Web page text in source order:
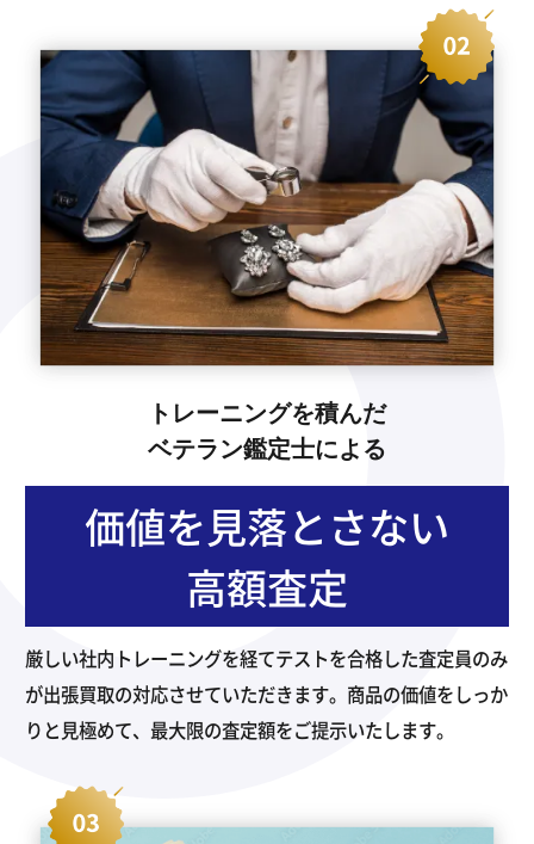
トレーニングを積んだ
ベテラン鑑定士による
価値を見落とさない
高額査定
厳しい社内トレーニングを経てテストを合格した査定員のみ
が出張買取の対応させていただきます。商品の価値をしっか
りと見極めて、最大限の査定額をご提示いたします。